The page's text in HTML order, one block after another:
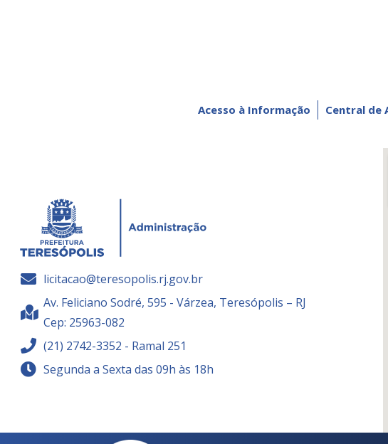
Acesso à Informação Central de
licitacao@teresopolis.rj.gov.br
Av. Feliciano Sodré, 595 - Várzea, Teresópolis – RJ
Cep: 25963-082
(21) 2742-3352 - Ramal 251
Segunda a Sexta das 09h às 18h